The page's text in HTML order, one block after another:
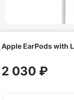
Apple EarPods with
2 030 ₽